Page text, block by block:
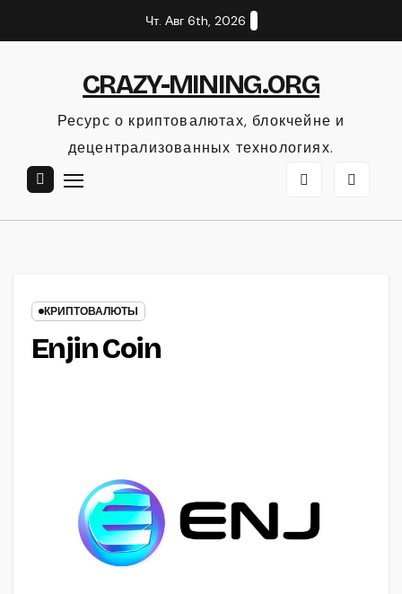
к
Чт. Авг 6th, 2026
CRAZY-MINING.ORG
Ресурс о криптовалютах, блокчейне и
децентрализованных технологиях.
КРИПТОВАЛЮТЫ
Enjin Coin